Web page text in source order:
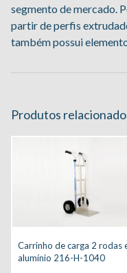
segmento de mercado.
partir de perfis
também possui
Produtos
Carrinho de carga 2 rodas
alumínio 216-H-1040